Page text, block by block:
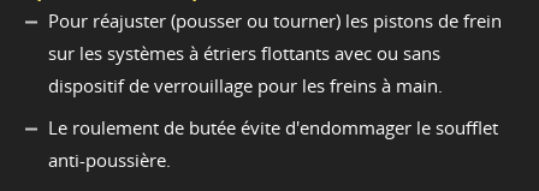
Pour réajuster (pousser ou tourner) les pistons de frein
sur les systèmes à étriers flottants avec ou sans
dispositif de verrouillage pour les freins à main.
Le roulement de butée évite d'endommager le soufflet
anti-poussière.